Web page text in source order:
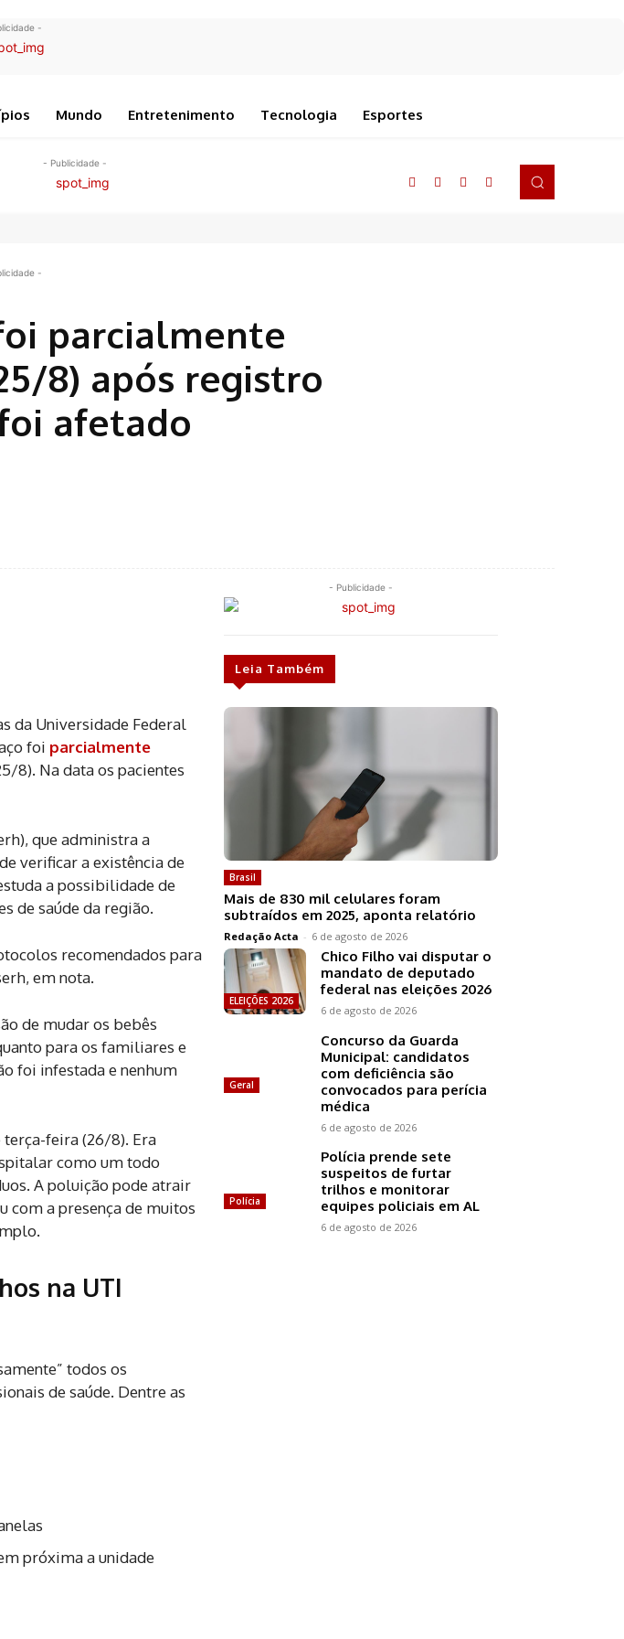
-
Mundo Entretenimento Tecnologia Esportes
- Publicidade -
-
parcialmente
8) após registro
afetado
da Universidade Federal
foi parcialmente
8). Na data os pacientes
que administra a
verificar a existência de
a possibilidade de
de saúde da região.
recomendados para
em nota.
de mudar os bebês
para os familiares e
foi infestada e nenhum
terça-feira (26/8). Era
como um todo
A poluição pode atrair
com a presença de muitos
na UTI
todos os
de saúde. Dentre as
próxima a unidade
- Publicidade -
Leia Também
Brasil
Mais de 830 mil celulares foram
subtraídos em 2025, aponta relatório
Redação Acta - 6 de agosto de 2026
ELEIÇÕES 2026
Chico Filho vai disputar o
mandato de deputado
federal nas eleições 2026
6 de agosto de 2026
Geral
Concurso da Guarda
Municipal: candidatos
com deficiência são
convocados para perícia
médica
6 de agosto de 2026
Polícia
Polícia prende sete
suspeitos de furtar
trilhos e monitorar
equipes policiais em AL
6 de agosto de 2026